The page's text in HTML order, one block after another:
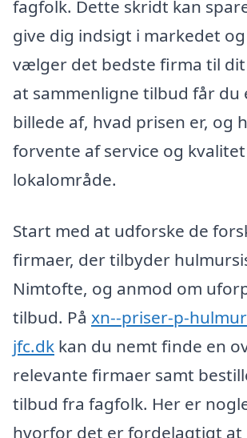
fagfolk. Dette skridt kan
give dig indsigt i markedet
vælger det bedste firma til dit
at sammenligne tilbud får du
billede af, hvad prisen er, og
forvente af service og
lokalområde.
Start med at udforske de
firmaer, der tilbyder
Nimtofte, og anmod om
tilbud. På xn--priser-p-
jfc.dk kan du nemt finde en
relevante firmaer samt
tilbud fra fagfolk. Her er
hvorfor det er fordelagtigt at